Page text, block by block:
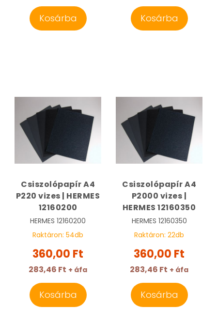
Kosárba Kosárba
Csiszolópapír A4
P220 vizes | HERMES
12160200
HERMES 12160200
Raktáron: 54db
360,00 Ft
283,46 Ft + áfa
Kosárba
Csiszolópapír A4
P2000 vizes |
HERMES 12160350
HERMES 12160350
Raktáron: 22db
360,00 Ft
283,46 Ft + áfa
Kosárba